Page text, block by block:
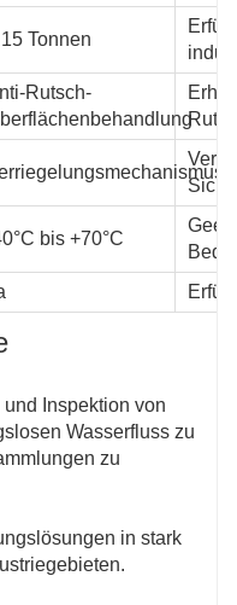
Tonnen
Rutsch-
bis +70°C
Inspektion von
Wasserfluss zu
zu
in stark